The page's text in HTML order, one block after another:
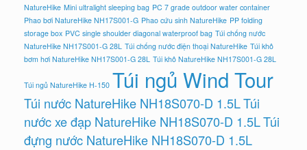
NatureHike Mini ultralight sleeping bag PC 7 grade outdoor water container
Phao bơi NatureHike NH17S001-G Phao cứu sinh NatureHike PP folding
storage box PVC single shoulder diagonal waterproof bag Túi chống nước
NatureHike NH17S001-G 28L Túi chống nước điện thoại NatureHike Túi khô
bơm hơi NatureHike NH17S001-G 28L Túi khô NatureHike NH17S001-G 28L
Túi ngủ NatureHike H-150 Túi ngủ Wind Tour
Túi nước NatureHike NH18S070-D 1.5LTúi
nước xe đạp NatureHike NH18S070-D 1.5LTúi
đựng nước NatureHike NH18S070-D 1.5L